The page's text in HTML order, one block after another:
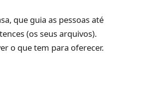
que guia as pessoas até
(os seus arquivos).
o que tem para oferecer.